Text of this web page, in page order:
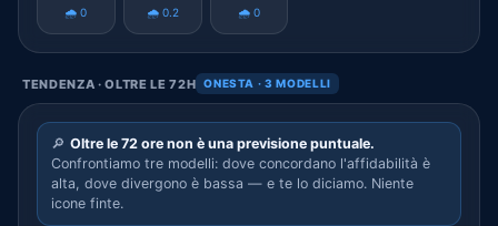
🌧️ 0 🌧️ 0.2 🌧️ 0
TENDENZA · OLTRE LE 72H ONESTA · 3 MODELLI
🔎 Oltre le 72 ore non è una previsione puntuale.
Confrontiamo tre modelli: dove concordano l'affidabilità è
alta, dove divergono è bassa — e te lo diciamo. Niente
icone finte.